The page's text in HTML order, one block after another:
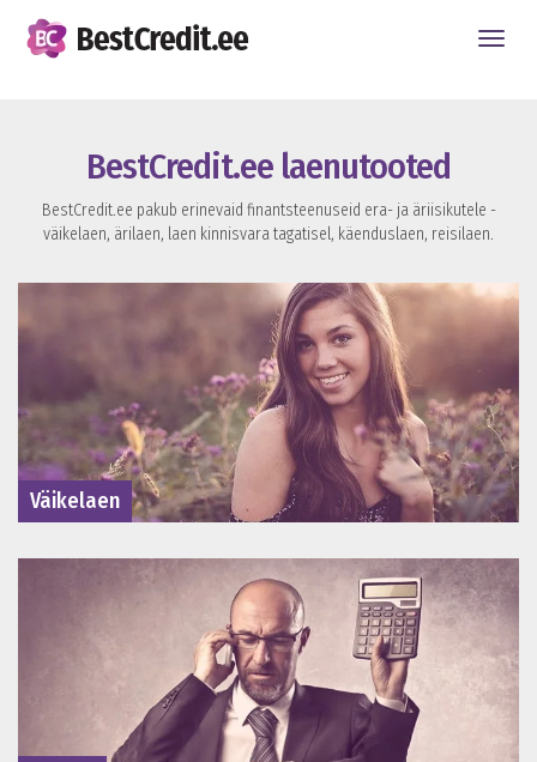
Toggle
BestCredit.ee laenutooted
BestCredit.ee pakub erinevaid finantsteenuseid era- ja äriisikutele -
väikelaen, ärilaen, laen kinnisvara tagatisel, käenduslaen, reisilaen.
Väikelaen